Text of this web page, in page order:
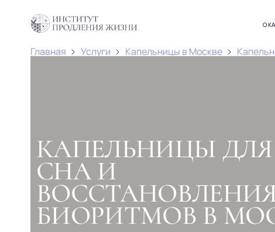
О
Главная Услуги Капельницы в Москве
КАПЕЛЬНИЦЫ ДЛЯ
СНА И
БИОРИТМОВ В